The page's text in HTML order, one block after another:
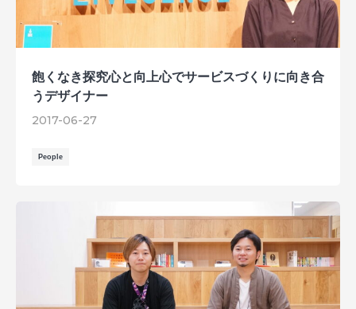
飽くなき探究心と向上心でサービスづくりに向き合
うデザイナー
2017-06-27
People